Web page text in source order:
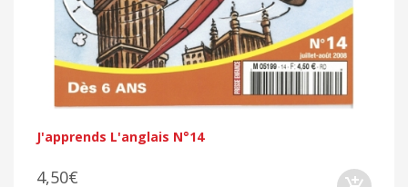
J'apprends L'anglais N°14
4,50€